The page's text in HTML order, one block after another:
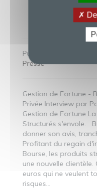
Publié dans
Presse
Gestion de Fortune -
Privée Interview par
Gestion de Fortune
Structurés s'envole.
donner son avis,
Profitant du regain
Bourse, les produits
une nouvelle
euros qui ne veulent
risques...